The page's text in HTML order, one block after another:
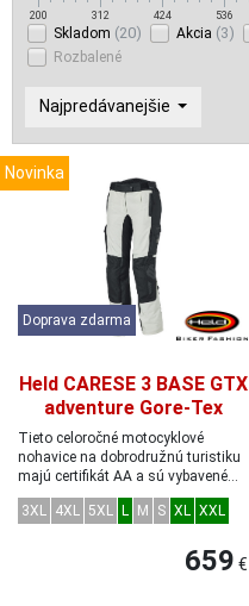
200 312 424 536
Skladom (20) Akcia (3)
Rozbalené
Najpredávanejšie
Novinka
Doprava zdarma
Held CARESE 3 BASE GTX
adventure Gore-Tex
nohavice šedé/čierne
veľkosť L
Tieto celoročné motocyklové
nohavice na dobrodružnú turistiku
majú certifikát AA a sú vybavené
odním...
3XL 4XL 5XL L M S XL XXL
659 €